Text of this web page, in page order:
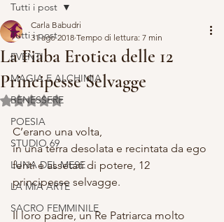
Tutti i post
EVENTI
MAGIA E ALCHIMIA
BENESSERE
POESIA
STUDIO 69
LUNA DEL MESE
LA MIA ARTE
SACRO FEMMINILE
Tutti i post
La Fiaba Erotica delle 12
Principesse Selvagge
Carla Babudri
31 ago 2018 Tempo di lettura: 7 min
Valutazione NaN stelle su 5.
C’erano una volta,
in una terra desolata e recintata da ego
feriti e assetati di potere, 12
principesse selvagge.
Il loro padre, un Re Patriarca molto